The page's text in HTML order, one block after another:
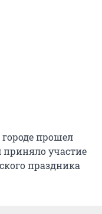
прошел
приняло участие
праздника